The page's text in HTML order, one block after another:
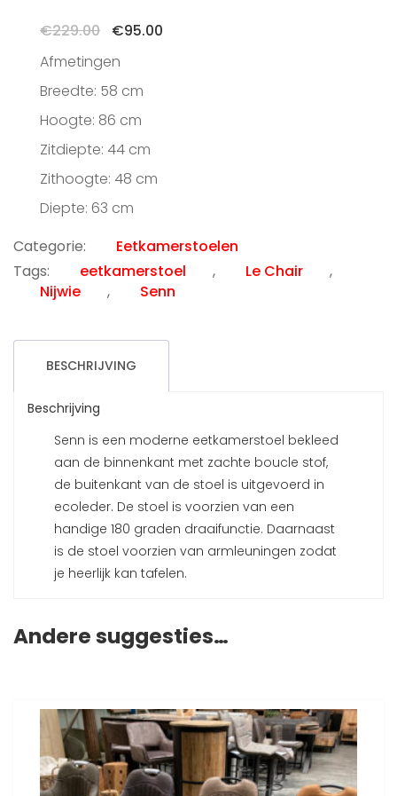
€229.00
Oorspronkelijke
was:
€229.00.
€95.00
Afmetingen
Breedte: 58 cm
Hoogte: 86 cm
Zitdiepte: 44 cm
Zithoogte: 48 cm
Diepte: 63 cm
Categorie:
Eetkamerstoelen
Tags:
eetkamerstoel , Le Chair
,
Nijwie
, Senn
BESCHRIJVING
Beschrijving
Senn is een moderne eetkamerstoel bekleed
aan de binnenkant met zachte boucle stof,
de buitenkant van de stoel is uitgevoerd in
ecoleder. De stoel is voorzien van een
handige 180 graden draaifunctie. Daarnaast
is de stoel voorzien van armleuningen zodat
je heerlijk kan tafelen.
Andere suggesties…